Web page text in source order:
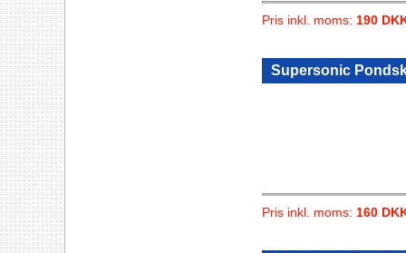
Pris inkl. moms: 190
Supersonic
Pris inkl. moms: 160